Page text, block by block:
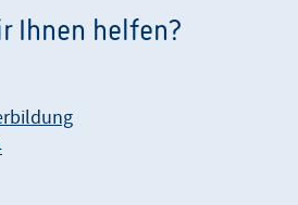
Ihnen helfen?